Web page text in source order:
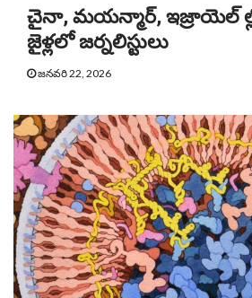
చైనా, మయన్మార్, ఇజ్రాయెల్
జైళ్లలో జర్నలిస్టులు
జనవరి 22, 2026